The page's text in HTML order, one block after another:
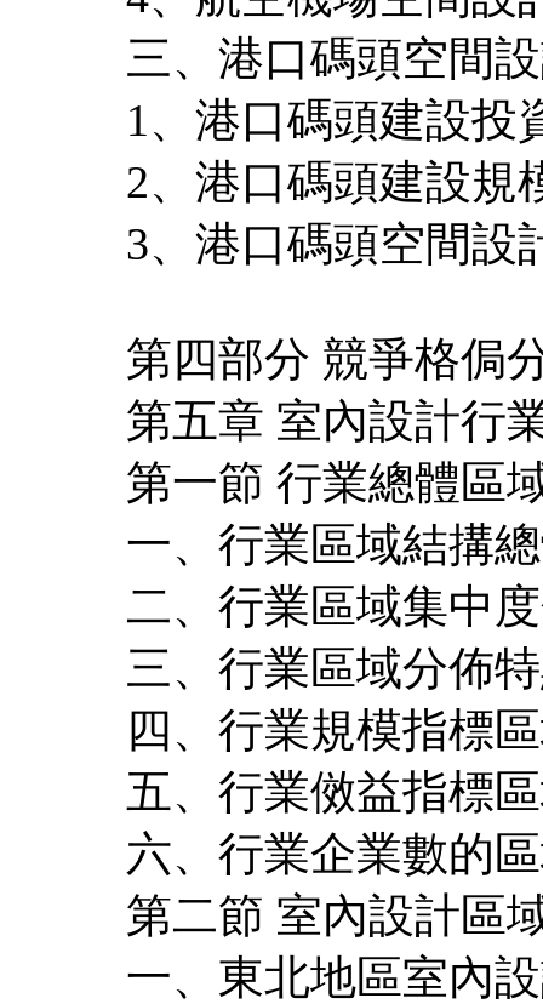
三、港口碼頭空間
1、港口碼頭建設投
2、港口碼頭建設規
3、港口碼頭空間設
第四部分 競爭格侷
第五章 室內設計行
第一節 行業總體區
一、行業區域結搆
二、行業區域集中
三、行業區域分佈
四、行業規模指標
五、行業傚益指標
六、行業企業數的
第二節 室內設計區
一、東北地區室內